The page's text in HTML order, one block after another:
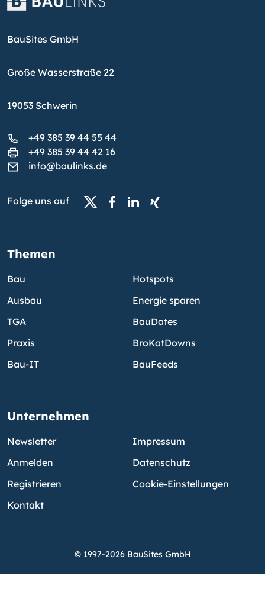
BauSites GmbH
Große Wasserstraße 22
19053 Schwerin
+49 385 39 44 55 44
+49 385 39 44 42 16
info@baulinks.de
Folge uns auf
Themen
Bau
Ausbau
TGA
Praxis
Bau-IT
Hotspots
Energie sparen
BauDates
BroKatDowns
BauFeeds
Unternehmen
Newsletter
Anmelden
Registrieren
Kontakt
Impressum
Datenschutz
Cookie-Einstellungen
© 1997-2026 BauSites GmbH